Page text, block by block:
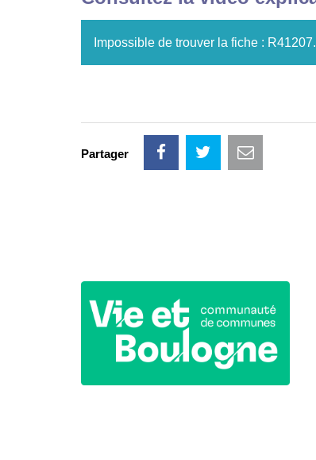
Impossible de trouver la fiche :
Partager